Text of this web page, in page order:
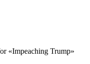
«Impeaching Trump»